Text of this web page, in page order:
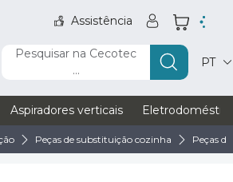
Assistência
Pesquisar na Cecotec
...
PT
Aspiradores verticais
Peças de substituição cozinha Peças